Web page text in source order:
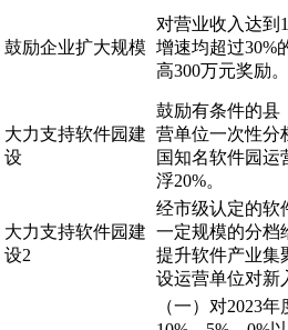
鼓励企业扩大规模
对营业收入达到
增速均超过30%
高300万元奖励
大力支持软件园建
设
鼓励有条件的县
营单位一次性分
国知名软件园
浮20%。
大力支持软件园建
设2
经市级认定的软
一定规模的分档
提升软件产业集
设运营单位对新
（一）对2023